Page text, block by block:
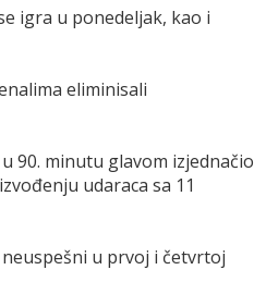
igra u ponedeljak, kao i
eliminisali
90. minutu glavom izjednačio
udaraca sa 11
u prvoj i četvrtoj